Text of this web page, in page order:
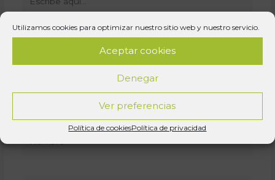
Utilizamos cookies para optimizar nuestro sitio web y nuestro servicio.
Aceptar cookies
Denegar
Ver preferencias
Política de cookiesPolítica de privacidad
aquí...